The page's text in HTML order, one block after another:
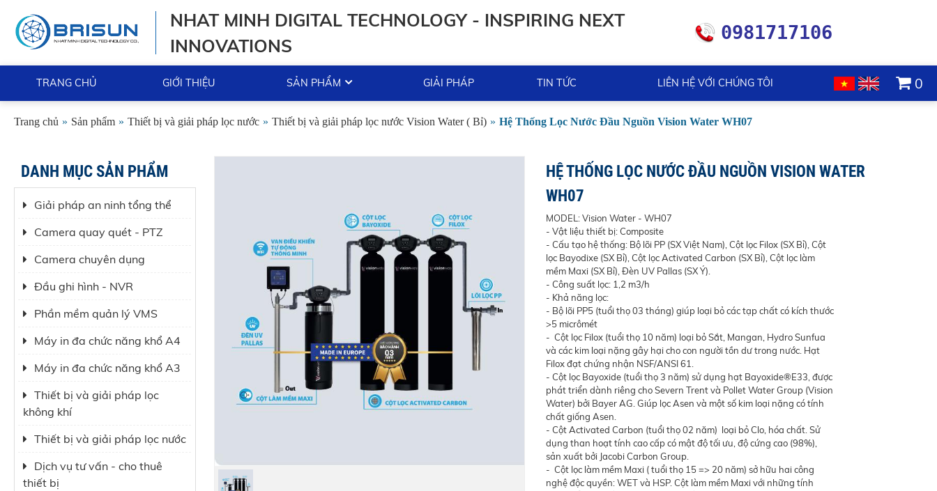
NHAT MINH DIGITAL TECHNOLOGY - INSPIRING NEXT
INNOVATIONS
0981717106
TRANG CHỦ GIỚI THIỆU SẢN PHẨM GIẢI PHÁP TIN TỨC LIÊN HỆ VỚI CHÚNG TÔI 0
Trang chủ » Sản phẩm » Thiết bị và giải pháp lọc nước » Thiết bị và giải pháp lọc nước Vision Water ( Bỉ) » Hệ Thống Lọc Nước Đầu Nguồn Vision Water WH07
DANH MỤC SẢN PHẨM
Giải pháp an ninh tổng thể
Camera quay quét - PTZ
Camera chuyên dụng
Đầu ghi hình - NVR
Phần mềm quản lý VMS
Máy in đa chức năng khổ A4
Máy in đa chức năng khổ A3
Thiết bị và giải pháp lọc
không khí
Thiết bị và giải pháp lọc nước
Dịch vụ tư vấn - cho thuê
thiết bị
HỆ THỐNG LỌC NƯỚC ĐẦU NGUỒN VISION WATER
WH07
MODEL: Vision Water - WH07
- Vật liệu thiết bị: Composite
- Cấu tạo hệ thống: Bộ lõi PP (SX Việt Nam), Cột lọc Filox (SX Bỉ), Cột
lọc Bayodixe (SX Bỉ), Cột lọc Activated Carbon (SX Bỉ), Cột lọc làm
mềm Maxi (SX Bỉ), Đèn UV Pallas (SX Ý).
- Công suất lọc: 1,2 m3/h
- Khả năng lọc:
- Bộ lõi PP5 (tuổi thọ 03 tháng) giúp loại bỏ các tạp chất có kích thước
>5 micrômét
- Cột lọc Filox (tuổi thọ 10 năm) loại bỏ Sắt, Mangan, Hydro Sunfua
và các kim loại nặng gây hại cho con người tồn dư trong nước. Hạt
Filox đạt chứng nhận NSF/ANSI 61.
- Cột lọc Bayoxide (tuổi thọ 3 năm) sử dụng hạt Bayoxide®E33, được
phát triển dành riêng cho Severn Trent và Pollet Water Group (Vision
Water) bởi Bayer AG. Giúp lọc Asen và một số kim loại nặng có tính
chất giống Asen.
- Cột Activated Carbon (tuổi thọ 02 năm) loại bỏ Clo, hóa chất. Sử
dụng than hoạt tính cao cấp có mật độ tối ưu, độ cứng cao (98%),
sản xuất bởi Jacobi Carbon Group.
- Cột lọc làm mềm Maxi ( tuổi thọ 15 => 20 năm) sở hữu hai công
nghệ độc quyền: WET và HSP. Cột làm mềm Maxi với những tính